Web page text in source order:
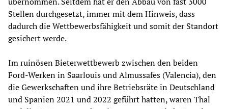
Stellen durchgesetzt, immer mit dem Hinweis, dass
dadurch die Wettbewerbsfähigkeit und somit der Standort
gesichert werde.
Im ruinösen Bieterwettbewerb zwischen den beiden
Ford-Werken in Saarlouis und Almussafes (Valencia), den
die Gewerkschaften und ihre Betriebsräte in Deutschland
und Spanien 2021 und 2022 geführt hatten, waren Thal